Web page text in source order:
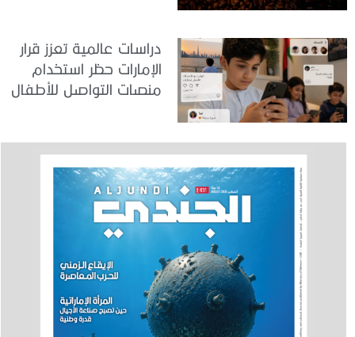
دراسات عالمية تعزز قرار
الإمارات حظر استخدام
منصات التواصل للأطفال